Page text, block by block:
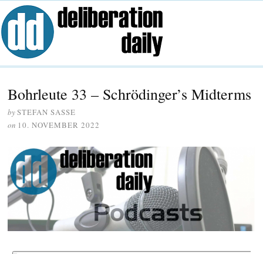
Bohrleute 33 – Schrödinger’s Midterms
bySTEFAN SASSE
on 10. NOVEMBER 2022